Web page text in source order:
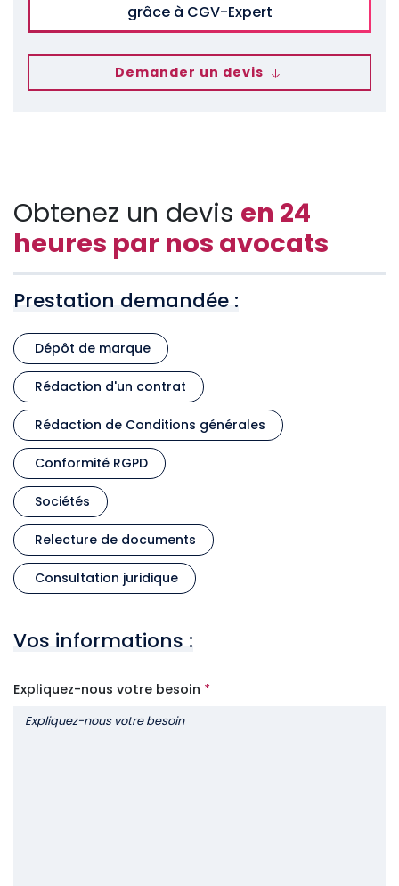
grâce à CGV-Expert
Demander un devis
Obtenez un devis en 24
heures par nos avocats
Prestation demandée :
Dépôt de marque
Rédaction d'un contrat
Rédaction de Conditions générales
Conformité RGPD
Sociétés
Relecture de documents
Consultation juridique
Vos informations :
Expliquez-nous votre besoin